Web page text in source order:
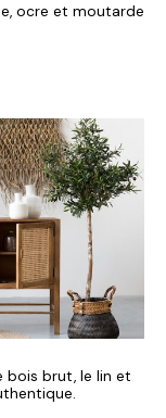
ocre et moutarde
bois brut, le lin et